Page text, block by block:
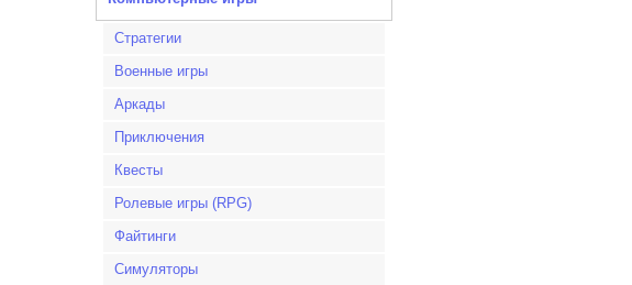
Стратегии
Военные игры
Аркады
Приключения
Квесты
Ролевые игры (RPG)
Файтинги
Симуляторы